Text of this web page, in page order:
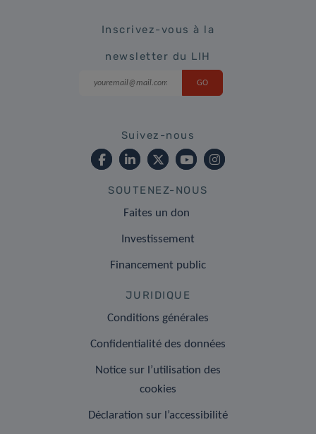
Inscrivez-vous à la
newsletter du LIH
Suivez-nous
SOUTENEZ-NOUS
Faites un don
Investissement
Financement public
JURIDIQUE
Conditions générales
Confidentialité des données
Notice sur l’utilisation des
cookies
Déclaration sur l’accessibilité